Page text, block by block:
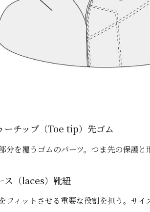
ーチップ（Toe tip）先ゴム
分を覆うゴムのパーツ。つま先の保護と
ス（laces）靴紐
フィットさせる重要な役割を担う。サイ